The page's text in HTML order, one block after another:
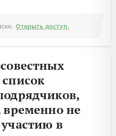
Открыть доступ.
временно не
в